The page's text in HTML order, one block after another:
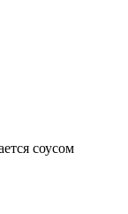
соусом